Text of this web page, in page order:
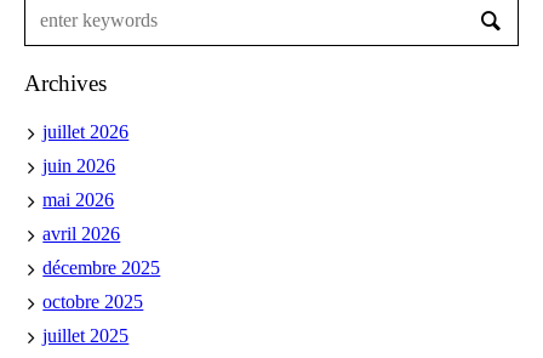
Archives
juillet 2026
juin 2026
mai 2026
avril 2026
décembre 2025
octobre 2025
juillet 2025